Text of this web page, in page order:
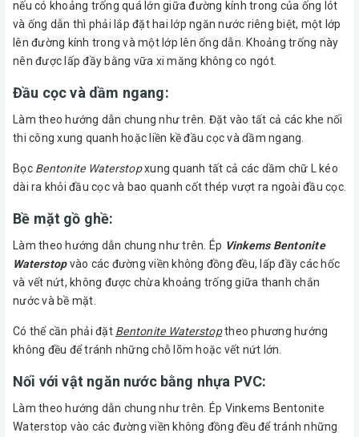
nếu có khoảng trống quá lớn giữa đường kính trong của ống lót
và ống dẫn thì phải lắp đặt hai lớp ngăn nước riêng biệt, một lớp
lên đường kính trong và một lớp lên ống dẫn. Khoảng trống này
nên được lấp đầy bằng vữa xi măng không co ngót.
Đầu cọc và dầm ngang:
Làm theo hướng dẫn chung như trên. Đặt vào tất cả các khe nối
thi công xung quanh hoặc liền kề đầu cọc và dầm ngang.
Bọc Bentonite Waterstopxung quanh tất cả các dầm chữ L kéo
dài ra khỏi đầu cọc và bao quanh cốt thép vượt ra ngoài đầu cọc.
Bề mặt gồ ghề:
Làm theo hướng dẫn chung như trên. Ép Vinkems Bentonite
Waterstopvào các đường viền không đồng đều, lấp đầy các hốc
và vết nứt, không được chừa khoảng trống giữa thanh chắn
nước và bề mặt.
Có thể cần phải đặt Bentonite Waterstoptheo phương hướng
không đều để tránh những chỗ lõm hoặc vết nứt lớn.
Nối với vật ngăn nước bằng nhựa PVC:
Làm theo hướng dẫn chung như trên. Ép Vinkems Bentonite
Waterstop vào các đường viền không đồng đều để tránh những